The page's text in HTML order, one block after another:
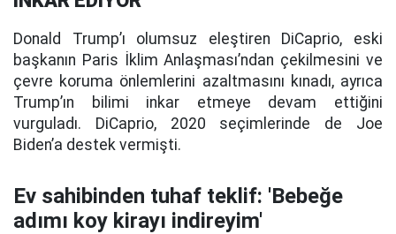
Donald Trump’ı olumsuz eleştiren DiCaprio, eski
başkanın Paris İklim Anlaşması’ndan çekilmesini ve
çevre koruma önlemlerini azaltmasını kınadı, ayrıca
Trump’ın bilimi inkar etmeye devam ettiğini
vurguladı. DiCaprio, 2020 seçimlerinde de Joe
Biden’a destek vermişti.
Ev sahibinden tuhaf teklif: 'Bebeğe
adımı koy kirayı indireyim'